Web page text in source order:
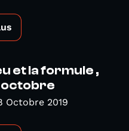
et la formule ,
octobre
Octobre 2019